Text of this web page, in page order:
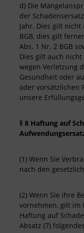
d) Die
der
Jahr. Dies gilt nicht
BGB, dies gilt
Abs. 1 Nr. 2 BGB
Dies gilt auch
wegen Verletzung
Gesundheit oder
oder vorsätzlichen
unsere
§ 8 Haftung auf
(1) Wenn Sie
nach den
(2) Wenn Sie ihre
vornehmen, gilt im
Haftung auf
Absatz (7)